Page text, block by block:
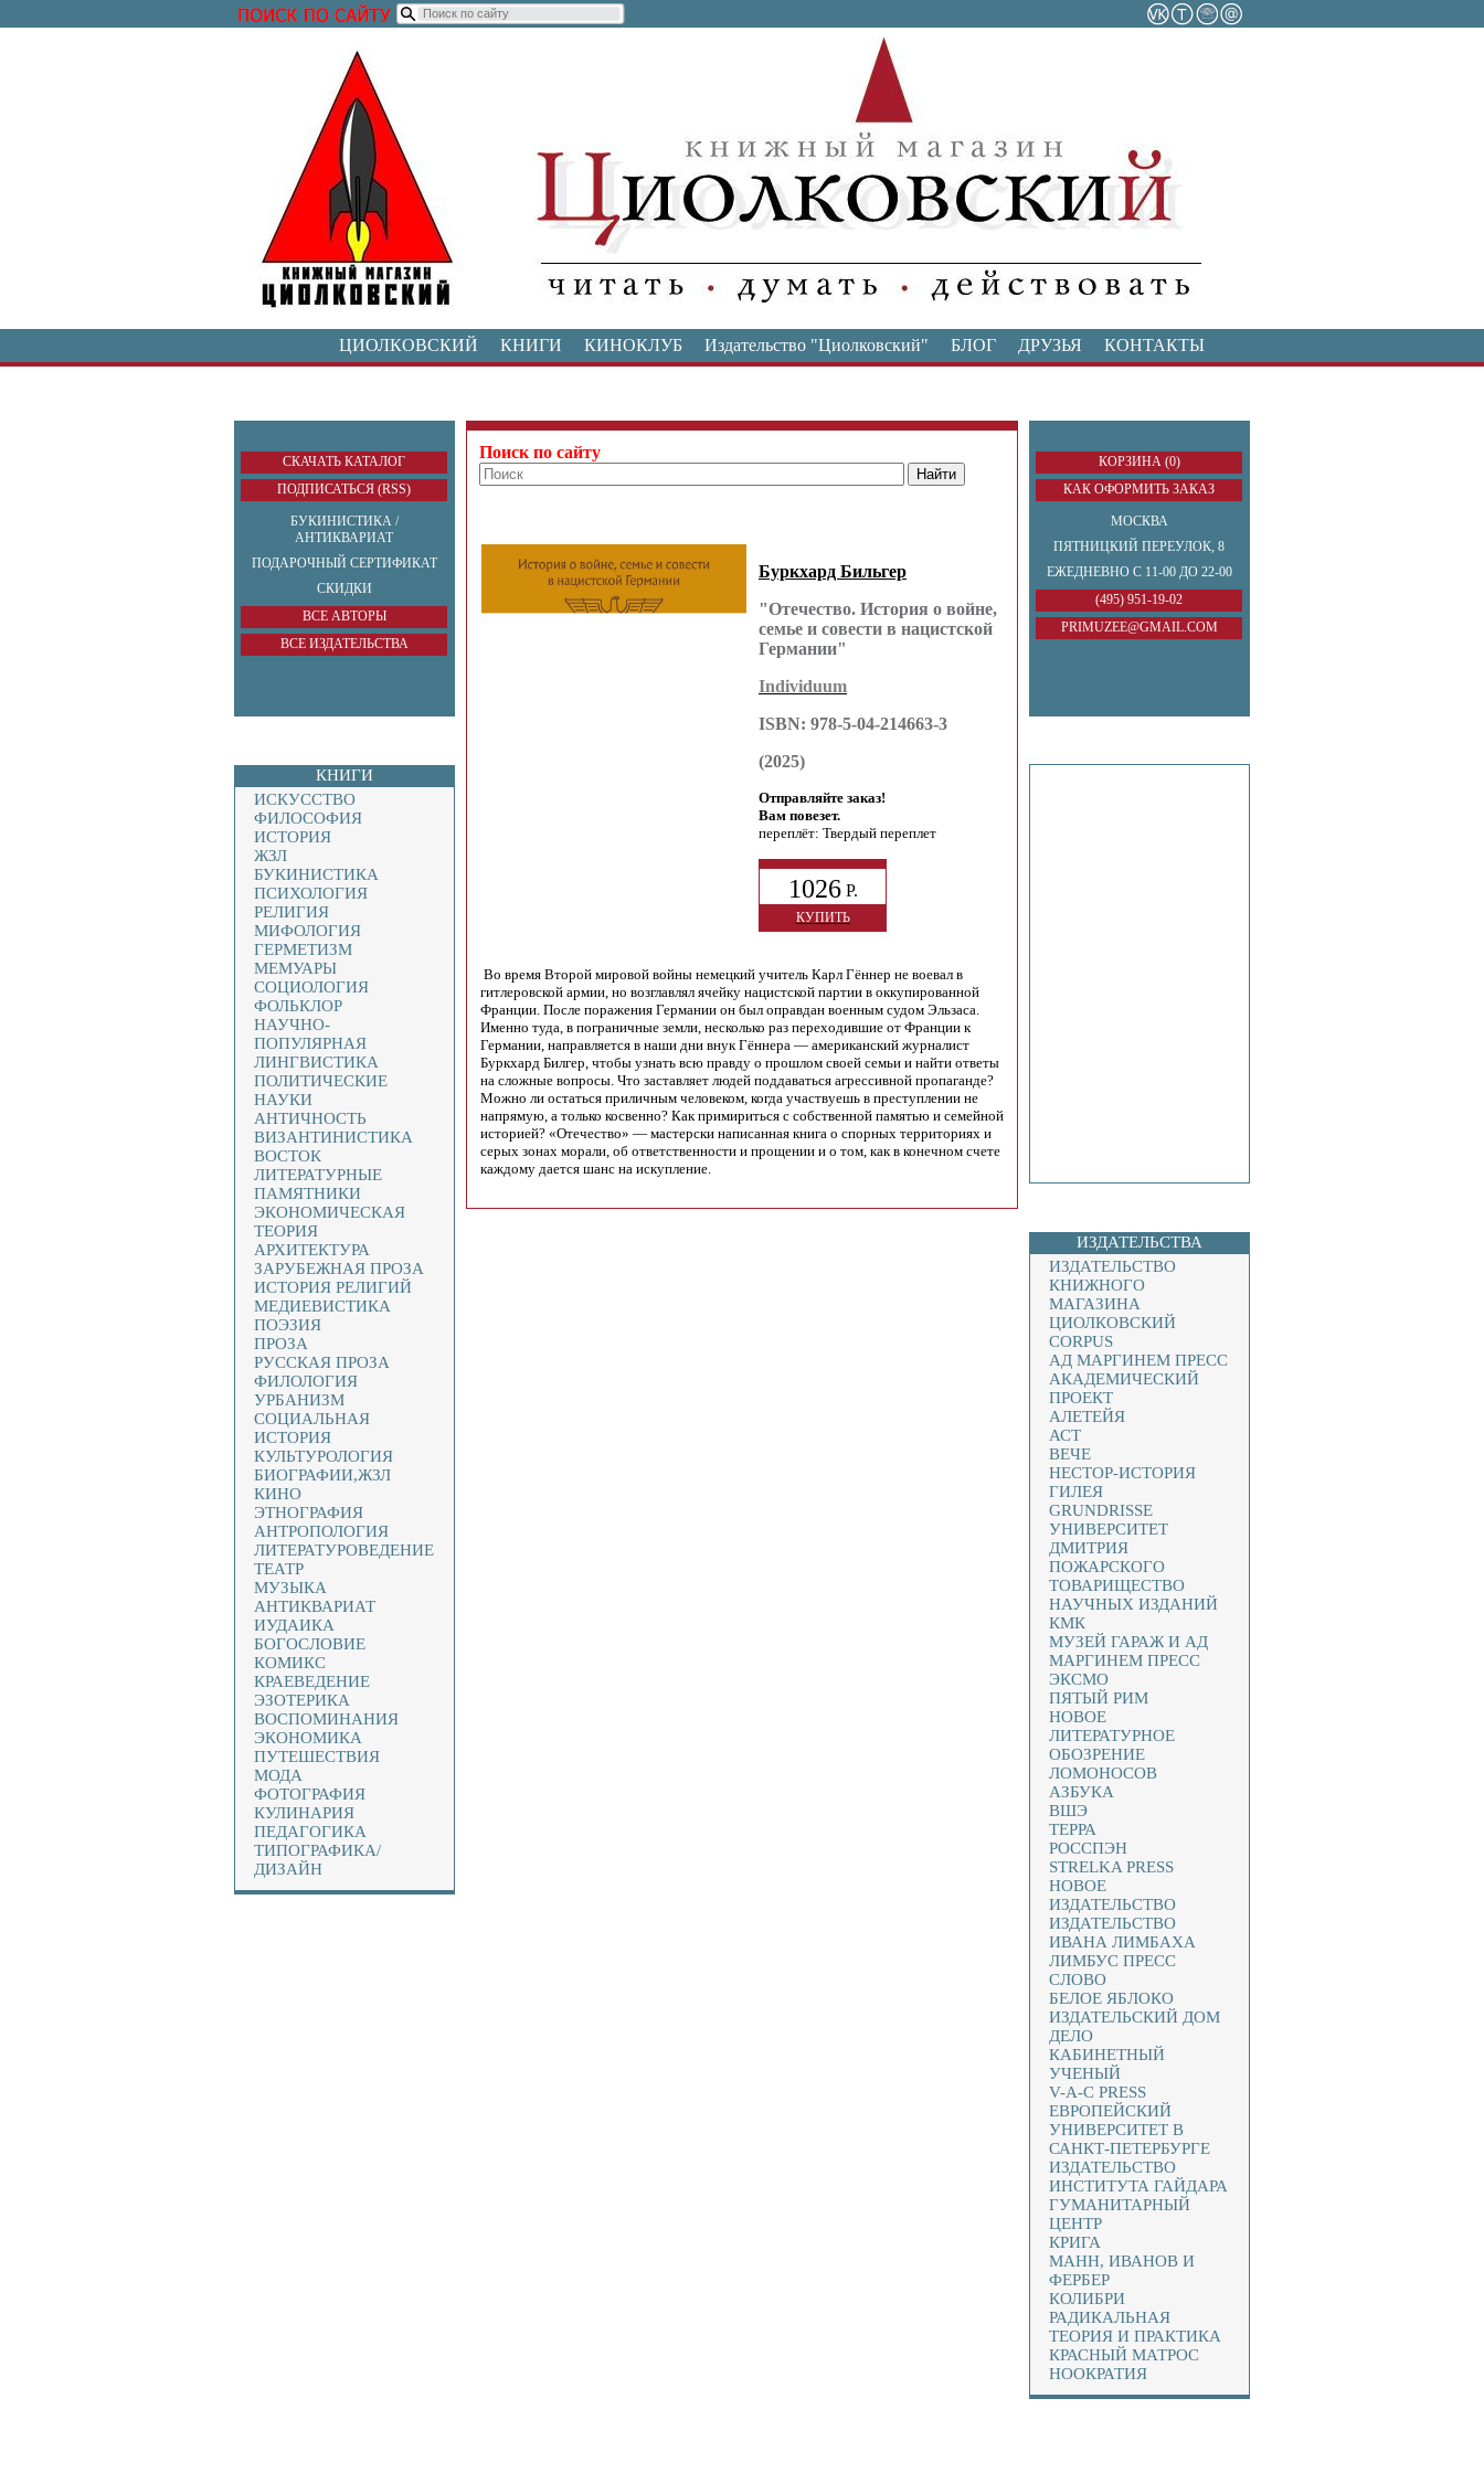
ЦИОЛКОВСКИЙ КНИГИ КИНОКЛУБ Издательство "Циолковский" БЛОГ ДРУЗЬЯ КОНТАКТЫ
СКАЧАТЬ КАТАЛОГ
ПОДПИСАТЬСЯ (RSS)
БУКИНИСТИКА /
АНТИКВАРИАТ
ПОДАРОЧНЫЙ СЕРТИФИКАТ
СКИДКИ
ВСЕ АВТОРЫ
ВСЕ ИЗДАТЕЛЬСТВА
КНИГИ
ИСКУССТВО
ФИЛОСОФИЯ
ИСТОРИЯ
ЖЗЛ
БУКИНИСТИКА
ПСИХОЛОГИЯ
РЕЛИГИЯ
МИФОЛОГИЯ
ГЕРМЕТИЗМ
МЕМУАРЫ
СОЦИОЛОГИЯ
ФОЛЬКЛОР
НАУЧНО-
ПОПУЛЯРНАЯ
ЛИНГВИСТИКА
ПОЛИТИЧЕСКИЕ
НАУКИ
АНТИЧНОСТЬ
ВИЗАНТИНИСТИКА
ВОСТОК
ЛИТЕРАТУРНЫЕ
ПАМЯТНИКИ
ЭКОНОМИЧЕСКАЯ
ТЕОРИЯ
АРХИТЕКТУРА
ЗАРУБЕЖНАЯ ПРОЗА
ИСТОРИЯ РЕЛИГИЙ
МЕДИЕВИСТИКА
ПОЭЗИЯ
ПРОЗА
РУССКАЯ ПРОЗА
ФИЛОЛОГИЯ
УРБАНИЗМ
СОЦИАЛЬНАЯ
ИСТОРИЯ
КУЛЬТУРОЛОГИЯ
БИОГРАФИИ,ЖЗЛ
КИНО
ЭТНОГРАФИЯ
АНТРОПОЛОГИЯ
ЛИТЕРАТУРОВЕДЕНИЕ
ТЕАТР
МУЗЫКА
АНТИКВАРИАТ
ИУДАИКА
БОГОСЛОВИЕ
КОМИКС
КРАЕВЕДЕНИЕ
ЭЗОТЕРИКА
ВОСПОМИНАНИЯ
ЭКОНОМИКА
ПУТЕШЕСТВИЯ
МОДА
ФОТОГРАФИЯ
КУЛИНАРИЯ
ПЕДАГОГИКА
ТИПОГРАФИКА/
ДИЗАЙН
Поиск по сайту
Буркхард Бильгер
"Отечество. История о войне,
семье и совести в нацистской
Германии"
Individuum
ISBN: 978-5-04-214663-3
(2025)
Отправляйте заказ!
Вам повезет.
переплёт: Твердый переплет
1026Р.
КУПИТЬ
Во время Второй мировой войны немецкий учитель Карл Гённер не воевал в
гитлеровской армии, но возглавлял ячейку нацистской партии в оккупированной
Франции. После поражения Германии он был оправдан военным судом Эльзаса.
Именно туда, в пограничные земли, несколько раз переходившие от Франции к
Германии, направляется в наши дни внук Гённера — американский журналист
Буркхард Билгер, чтобы узнать всю правду о прошлом своей семьи и найти ответы
на сложные вопросы. Что заставляет людей поддаваться агрессивной пропаганде?
Можно ли остаться приличным человеком, когда участвуешь в преступлении не
напрямую, а только косвенно? Как примириться с собственной памятью и семейной
историей? «Отечество» — мастерски написанная книга о спорных территориях и
серых зонах морали, об ответственности и прощении и о том, как в конечном счете
каждому дается шанс на искупление.
КОРЗИНА (0)
КАК ОФОРМИТЬ ЗАКАЗ
МОСКВА
ПЯТНИЦКИЙ ПЕРЕУЛОК, 8
ЕЖЕДНЕВНО С 11-00 ДО 22-00
(495) 951-19-02
PRIMUZEE@GMAIL.COM
ИЗДАТЕЛЬСТВА
ИЗДАТЕЛЬСТВО
КНИЖНОГО
МАГАЗИНА
ЦИОЛКОВСКИЙ
CORPUS
АД МАРГИНЕМ ПРЕСС
АКАДЕМИЧЕСКИЙ
ПРОЕКТ
АЛЕТЕЙЯ
АСТ
ВЕЧЕ
НЕСТОР-ИСТОРИЯ
ГИЛЕЯ
GRUNDRISSE
УНИВЕРСИТЕТ
ДМИТРИЯ
ПОЖАРСКОГО
ТОВАРИЩЕСТВО
НАУЧНЫХ ИЗДАНИЙ
КМК
МУЗЕЙ ГАРАЖ И АД
МАРГИНЕМ ПРЕСС
ЭКСМО
ПЯТЫЙ РИМ
НОВОЕ
ЛИТЕРАТУРНОЕ
ОБОЗРЕНИЕ
ЛОМОНОСОВ
АЗБУКА
ВШЭ
ТЕРРА
РОССПЭН
STRELKA PRESS
НОВОЕ
ИЗДАТЕЛЬСТВО
ИЗДАТЕЛЬСТВО
ИВАНА ЛИМБАХА
ЛИМБУС ПРЕСС
СЛОВО
БЕЛОЕ ЯБЛОКО
ИЗДАТЕЛЬСКИЙ ДОМ
ДЕЛО
КАБИНЕТНЫЙ
УЧЕНЫЙ
V-A-C PRESS
ЕВРОПЕЙСКИЙ
УНИВЕРСИТЕТ В
САНКТ-ПЕТЕРБУРГЕ
ИЗДАТЕЛЬСТВО
ИНСТИТУТА ГАЙДАРА
ГУМАНИТАРНЫЙ
ЦЕНТР
КРИГА
МАНН, ИВАНОВ И
ФЕРБЕР
КОЛИБРИ
РАДИКАЛЬНАЯ
ТЕОРИЯ И ПРАКТИКА
КРАСНЫЙ МАТРОС
НООКРАТИЯ